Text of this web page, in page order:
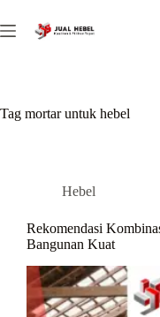
to
content
Tag mortar untuk hebel
Hebel
Rekomendasi
Bangunan Kuat